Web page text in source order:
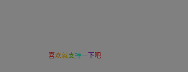
喜欢就支持一下吧